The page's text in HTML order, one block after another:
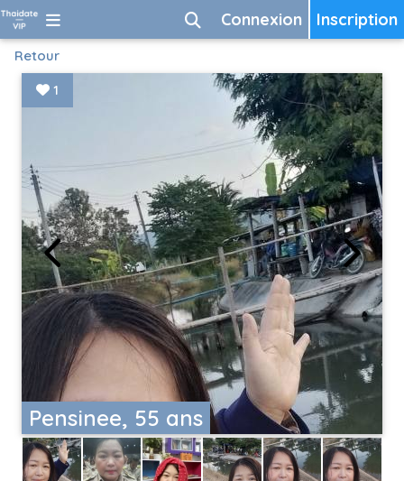
Inscription
Connexion
Retour
Pensinee, 55 ans
1